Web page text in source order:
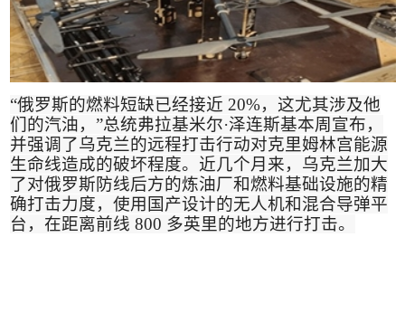
“俄罗斯的燃料短缺已经接近 20%，这尤其涉及他
们的汽油， ”总统弗拉基米尔·泽连斯基本周宣布，
并强调了乌克兰的远程打击行动对克里姆林宫能源
生命线造成的破坏程度。近几个月来，乌克兰加大
了对俄罗斯防线后方的炼油厂和燃料基础设施的精
确打击力度，使用国产设计的无人机和混合导弹平
台，在距离前线 800 多英里的地方进行打击。